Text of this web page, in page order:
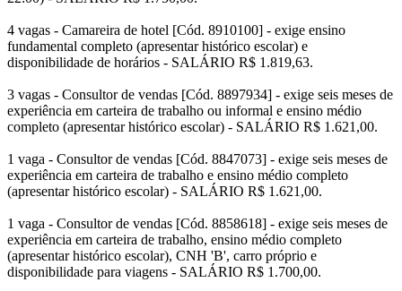
4 vagas - Camareira de hotel [Cód. 8910100] - exige ensino
fundamental completo (apresentar histórico escolar) e
disponibilidade de horários - SALÁRIO R$ 1.819,63.
3 vagas - Consultor de vendas [Cód. 8897934] - exige seis meses de
experiência em carteira de trabalho ou informal e ensino médio
completo (apresentar histórico escolar) - SALÁRIO R$ 1.621,00.
1 vaga - Consultor de vendas [Cód. 8847073] - exige seis meses de
experiência em carteira de trabalho e ensino médio completo
(apresentar histórico escolar) - SALÁRIO R$ 1.621,00.
1 vaga - Consultor de vendas [Cód. 8858618] - exige seis meses de
experiência em carteira de trabalho, ensino médio completo
(apresentar histórico escolar), CNH 'B', carro próprio e
disponibilidade para viagens - SALÁRIO R$ 1.700,00.